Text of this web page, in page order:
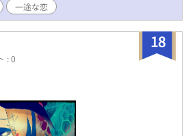
一途な恋
18
: 0